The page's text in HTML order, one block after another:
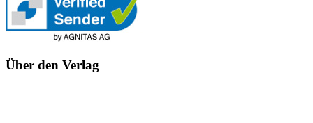
Über den Verlag